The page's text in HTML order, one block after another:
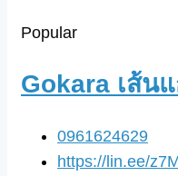
Popular
Gokara เส้น
0961624629
https://lin.ee/